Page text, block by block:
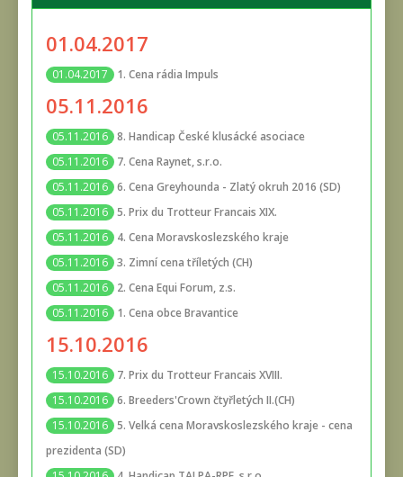
01.04.2017
01.04.2017 1. Cena rádia Impuls
05.11.2016
05.11.2016 8. Handicap České klusácké asociace
05.11.2016
7. Cena Raynet, s.r.o.
05.11.2016 6. Cena Greyhounda - Zlatý okruh 2016 (SD)
05.11.2016 5. Prix du Trotteur Francais XIX.
05.11.2016
4. Cena Moravskoslezského kraje
05.11.2016 3. Zimní cena tříletých (CH)
05.11.2016
2. Cena Equi Forum, z.s.
05.11.2016
1. Cena obce Bravantice
15.10.2016
15.10.2016
7. Prix du Trotteur Francais XVIII.
15.10.2016 6. Breeders'Crown čtyřletých II.(CH)
15.10.2016 5. Velká cena Moravskoslezského kraje - cena
prezidenta (SD)